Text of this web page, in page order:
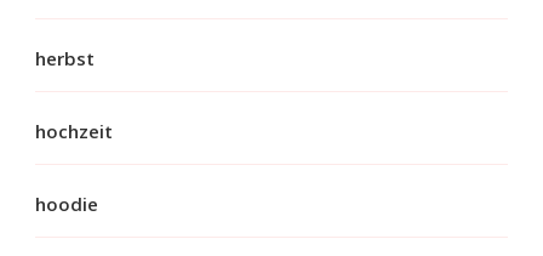
herbst
hochzeit
hoodie